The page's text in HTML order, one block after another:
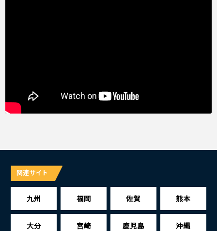
関連サイト
九州 福岡 佐賀 熊本
大分 宮崎 鹿児島 沖縄